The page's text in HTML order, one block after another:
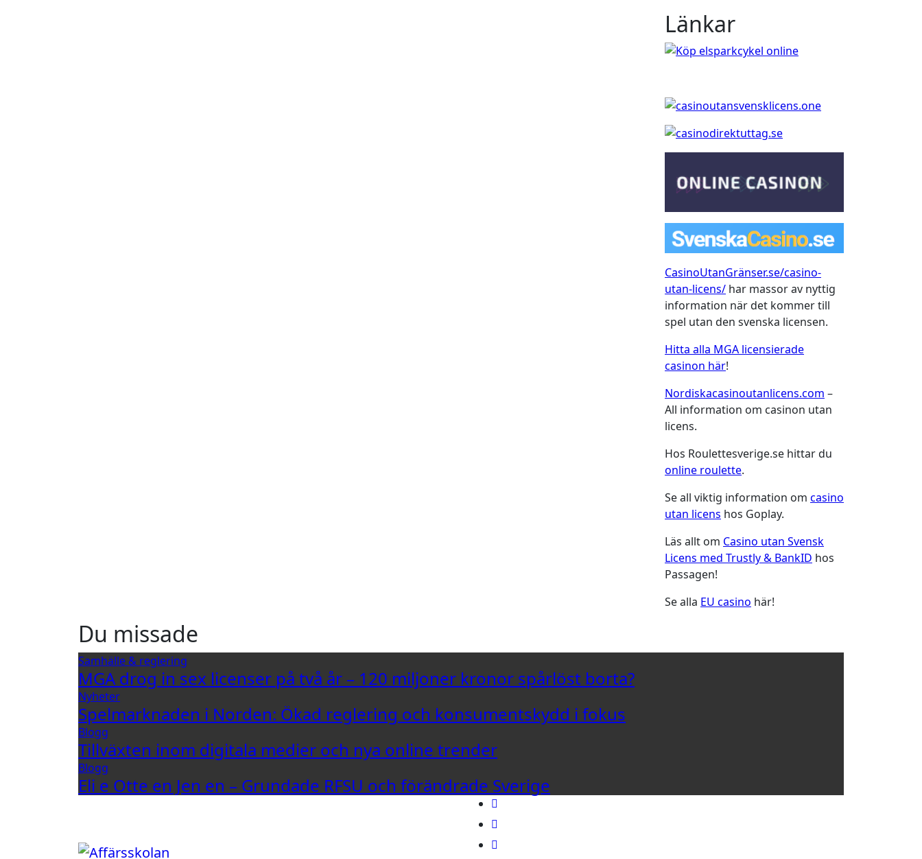
Länkar
CasinoUtanGränser.se/casino-
utan-licens/ har massor av nyttig
information när det kommer till
spel utan den svenska licensen.
Hitta alla MGA licensierade
casinon här!
Nordiskacasinoutanlicens.com –
All information om casinon utan
licens.
Hos Roulettesverige.se hittar du
online roulette.
Se all viktig information om casino
utan licens hos Goplay.
Läs allt om Casino utan Svensk
Licens med Trustly & BankID hos
Passagen!
Se alla EU casino här!
Du missade
Samhälle & reglering
MGA drog in sex licenser på två år – 120 miljoner kronor spårlöst borta?
Nyheter
Spelmarknaden i Norden: Ökad reglering och konsumentskydd i fokus
Blogg
Tillväxten inom digitala medier och nya online trender
Blogg
Eli e Otte en Jen en – Grundade RFSU och förändrade Sverige